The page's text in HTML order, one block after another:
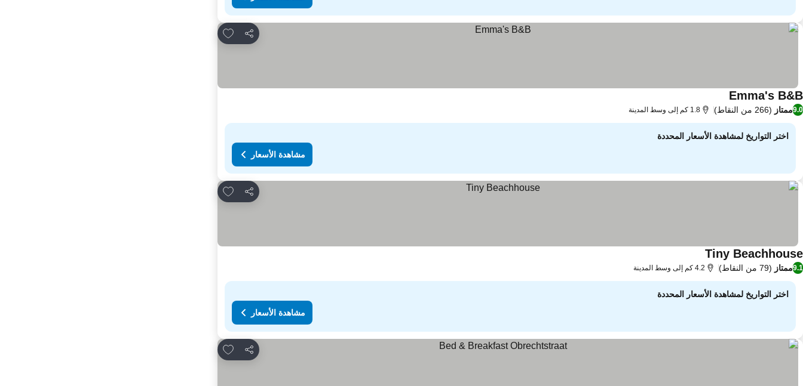
مشاركة
Add to favorites
Emma's B&B
9.0ممتاز (266 من النقاط) 1.8 كم إلى وسط المدينة
اختر التواريخ لمشاهدة الأسعار المحددة
مشاهدة الأسعار
مشاركة
Add to favorites
Tiny Beachhouse
9.1ممتاز (79 من النقاط) 4.2 كم إلى وسط المدينة
اختر التواريخ لمشاهدة الأسعار المحددة
مشاهدة الأسعار
مشاركة
Add to favorites